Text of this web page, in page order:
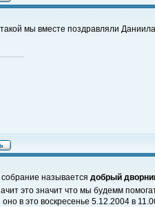
мы вместе поздравляли
называется добрый
это значит что мы будемм
оно в это воскресенье 5.12.2004 в